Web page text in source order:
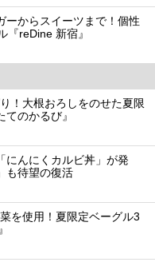
ーからスイーツまで！個性
『reDine 新宿』
！大根おろしをのせた夏限
のかるび』
にんにくカルビ丼」が発
も待望の復活
を使用！夏限定ベーグル3